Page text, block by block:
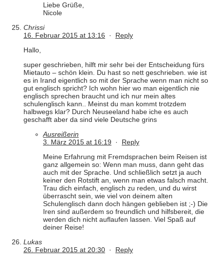
Liebe Grüße,
Nicole
Chrissi
16. Februar 2015 at 13:16 · Reply
Hallo,
super geschrieben, hilft mir sehr bei der Entscheidung fürs
Mietauto – schön klein. Du hast so nett geschrieben. wie ist
es in Irand eigentlich so mit der Sprache wenn man nicht so
gut englisch spricht? Ich wohn hier wo man eigentlich nie
englisch sprechen braucht und ich nur mein altes
schulenglisch kann.. Meinst du man kommt trotzdem
halbwegs klar? Durch Neuseeland habe iche es auch
geschafft aber da sind viele Deutsche grins
Ausreißerin
3. März 2015 at 16:19 · Reply
Meine Erfahrung mit Fremdsprachen beim Reisen ist
ganz allgemein so: Wenn man muss, dann geht das
auch mit der Sprache. Und schließlich setzt ja auch
keiner den Rotstift an, wenn man etwas falsch macht.
Trau dich einfach, englisch zu reden, und du wirst
überrascht sein, wie viel von deinem alten
Schulenglisch dann doch hängen geblieben ist ;-) Die
Iren sind außerdem so freundlich und hilfsbereit, die
werden dich nicht auflaufen lassen. Viel Spaß auf
deiner Reise!
Lukas
26. Februar 2015 at 20:30 · Reply